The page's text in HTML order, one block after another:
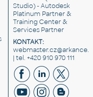
Studio) - Autodesk
Platinum Partner &
Training Center &
Services Partner
KONTAKT:
| tel. +420 910 970 111